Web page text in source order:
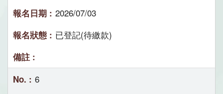
2026/07/03
已登記(待繳款)
6